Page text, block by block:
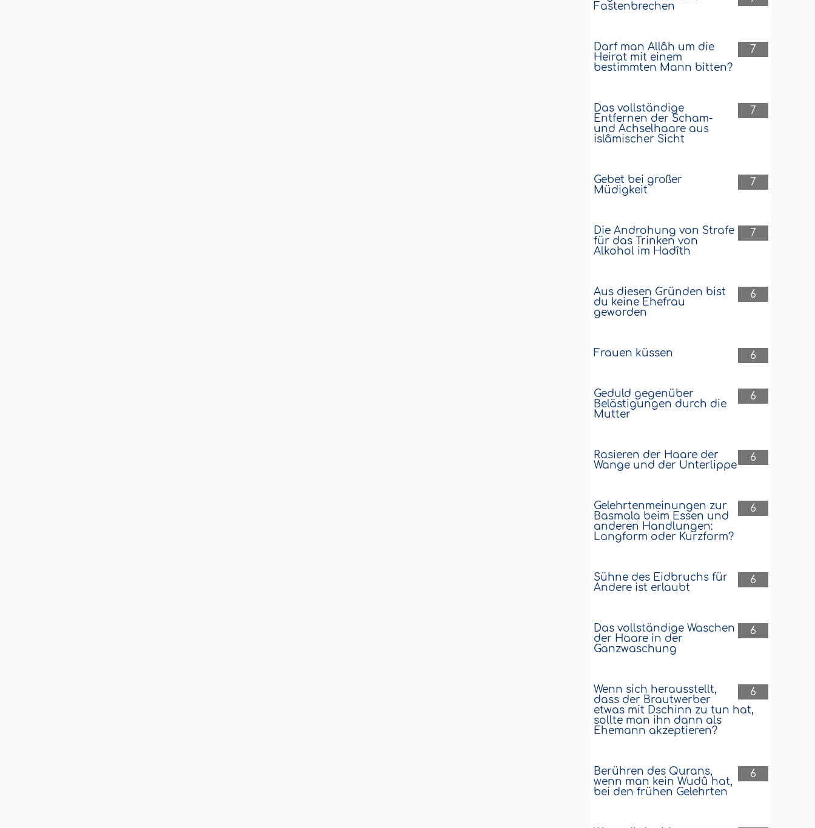
Fastenbrechen
7
Darf man Allâh um die
Heirat mit einem
bestimmten Mann bitten?
7
Das vollständige
Entfernen der Scham-
und Achselhaare aus
islâmischer Sicht
7
Gebet bei großer
Müdigkeit
7
Die Androhung von Strafe
für das Trinken von
Alkohol im Hadîth
6
Aus diesen Gründen bist
du keine Ehefrau
geworden
6
Frauen küssen
6
Geduld gegenüber
Belästigungen durch die
Mutter
6
Rasieren der Haare der
Wange und der Unterlippe
6
Gelehrtenmeinungen zur
Basmala beim Essen und
anderen Handlungen:
Langform oder Kurzform?
6
Sühne des Eidbruchs für
Andere ist erlaubt
6
Das vollständige Waschen
der Haare in der
Ganzwaschung
6
Wenn sich herausstellt,
dass der Brautwerber
etwas mit Dschinn zu tun hat,
sollte man ihn dann als
Ehemann akzeptieren?
6
Berühren des Qurans,
wenn man kein Wudû hat,
bei den frühen Gelehrten